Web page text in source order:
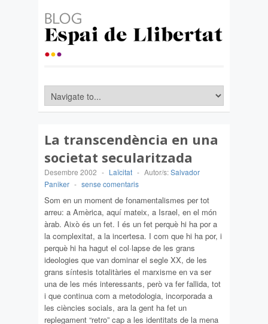
La transcendència en una
societat secularitzada
Desembre 2002 - Laïcitat - Autor/s:Salvador
Paniker - sense comentaris
Som en un moment de fonamentalismes per tot
arreu: a Amèrica, aquí mateix, a Israel, en el món
àrab. Això és un fet. I és un fet perquè hi ha por a
la complexitat, a la incertesa. I com que hi ha por, i
perquè hi ha hagut el col·lapse de les grans
ideologies que van dominar el segle XX, de les
grans síntesis totalitàries el marxisme en va ser
una de les més interessants, però va fer fallida, tot
i que continua com a metodologia, incorporada a
les ciències socials, ara la gent ha fet un
replegament “retro” cap a les identitats de la mena